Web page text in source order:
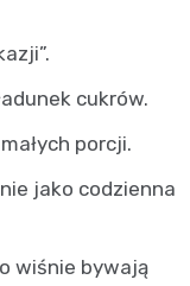
cukrów.
porcji.
jako codzienna
wiśnie bywają